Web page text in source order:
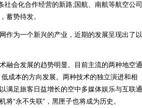
会化合作经营的新路;国航、南航等航空公司
蓄势待发。
为一个新兴的产业，近期的发展呈现出了以
合发展的趋势明显。目前主流的两种地空通
成本的方向发展。两种技术的独立演进和相
满足旅客日益增长的空中多媒体娱乐与互联通
“永不失联”，黑匣子也将成为历史。